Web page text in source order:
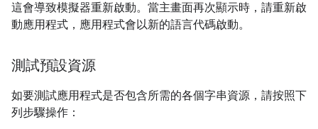
這會導致模擬器重新啟動。當主畫面再次顯示時，請重新啟
動應用程式，應用程式會以新的語言代碼啟動。
測試預設資源
如要測試應用程式是否包含所需的各個字串資源，請按照下
列步驟操作：